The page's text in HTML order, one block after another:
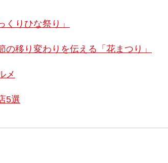
りひな祭り」
の移り変わりを伝える「花まつり」
メ
5選